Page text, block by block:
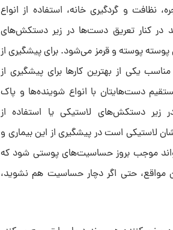
و گردگیری خانه، استفاده از انواع
در کنار تعریق دست‌ها در زیر دستکش‌های
پوسته و قرمز می‌شود. برای پیشگیری از
یکی از بهترین کارها برای پیشگیری از
دست‌هایتان با انواع شوینده‌ها و پاک
دستکش‌های لاستیکی یا استفاده از
لاستیکی است در پیشگیری از این بیماری و
موجب بروز حساسیت‌های پوستی شود که
مواقع، حتی اگر دچار حساسیت هم نشوید،